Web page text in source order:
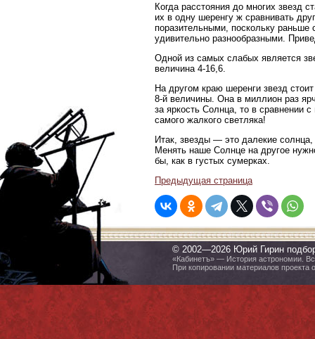
Когда расстояния до многих звезд
их в одну шеренгу ж сравнивать
поразительными, поскольку
удивительно разнообразными.
Одной из самых слабых является
величина 4-16,6.
На другом краю шеренги звезд
8-й величины. Она в миллион раз
за яркость Солнца, то в
самого жалкого светляка!
Итак, звезды — это далекие
Менять наше Солнце на другое
бы, как в густых сумерках.
Предыдущая страница
© 2002—2026 Юрий Гирин
«Кабинетъ» — История астрономии.
При копировании материалов проекта